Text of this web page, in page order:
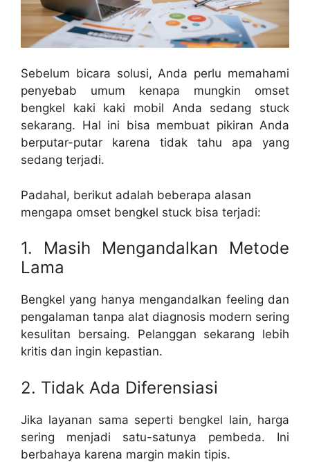
Sebelum bicara solusi, Anda perlu memahami
penyebab umum kenapa mungkin omset
bengkel kaki kaki mobil Anda sedang stuck
sekarang. Hal ini bisa membuat pikiran Anda
berputar-putar karena tidak tahu apa yang
sedang terjadi.
Padahal, berikut adalah beberapa alasan
mengapa omset bengkel stuck bisa terjadi:
1. Masih Mengandalkan Metode
Lama
Bengkel yang hanya mengandalkan feeling dan
pengalaman tanpa alat diagnosis modern sering
kesulitan bersaing. Pelanggan sekarang lebih
kritis dan ingin kepastian.
2. Tidak Ada Diferensiasi
Jika layanan sama seperti bengkel lain, harga
sering menjadi satu-satunya pembeda. Ini
berbahaya karena margin makin tipis.